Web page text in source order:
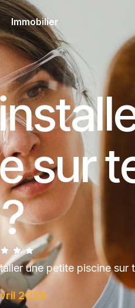
Immobilier
sur
?
une petite piscine sur
2026